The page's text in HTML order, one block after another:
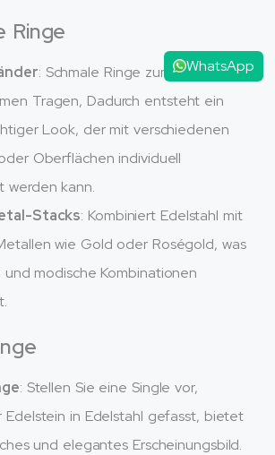
Ringe
: Schmale Ringe zum
Tragen, Dadurch entsteht ein
Look, der mit verschiedenen
Oberflächen individuell
werden kann.
Stacks: Kombiniert Edelstahl mit
wie Gold oder Roségold, was
modische Kombinationen
: Stellen Sie eine Single vor,
Edelstein in Edelstahl gefasst, bietet
und elegantes Erscheinungsbild.
WhatsApp